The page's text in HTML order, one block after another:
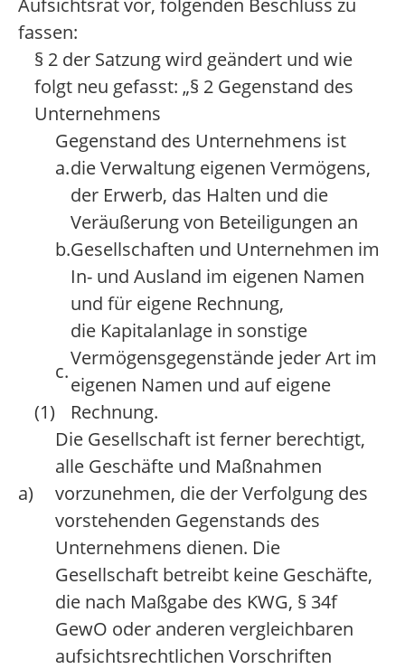
Aufsichtsrat vor, folgenden Beschluss zu
fassen:
a)
§ 2 der Satzung wird geändert und wie
folgt neu gefasst: „§ 2 Gegenstand des
Unternehmens
(1)
Gegenstand des Unternehmens ist
a.die Verwaltung eigenen Vermögens,
b.
der Erwerb, das Halten und die
Veräußerung von Beteiligungen an
Gesellschaften und Unternehmen im
In- und Ausland im eigenen Namen
und für eigene Rechnung,
c.
die Kapitalanlage in sonstige
Vermögensgegenstände jeder Art im
eigenen Namen und auf eigene
Rechnung.
Die Gesellschaft ist ferner berechtigt,
alle Geschäfte und Maßnahmen
vorzunehmen, die der Verfolgung des
vorstehenden Gegenstands des
Unternehmens dienen. Die
Gesellschaft betreibt keine Geschäfte,
die nach Maßgabe des KWG, § 34f
GewO oder anderen vergleichbaren
aufsichtsrechtlichen Vorschriften